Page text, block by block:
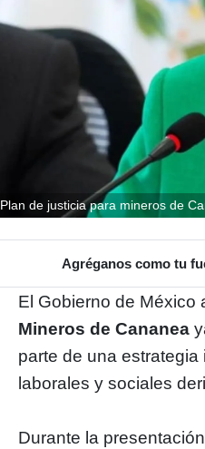
Plan de justicia para mineros de
Agréganos como tu
El Gobierno de México
Mineros de Cananea
parte de una
laborales y sociales
Durante la